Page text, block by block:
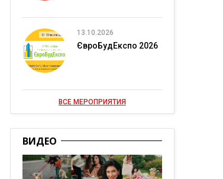
13.10.2026
ЄвроБудЕкспо 2026
ВСЕ МЕРОПРИЯТИЯ
ВИДЕО